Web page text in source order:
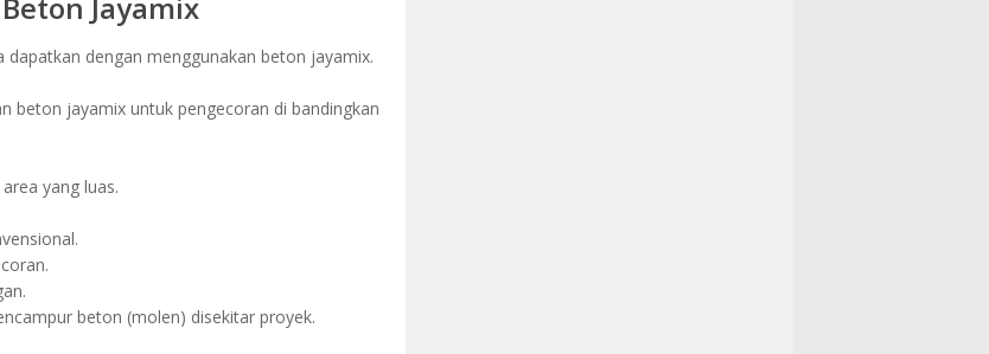
dengan menggunakan beton jayamix.
beton jayamix untuk pengecoran di bandingkan
yang luas.
beton (molen) disekitar proyek.